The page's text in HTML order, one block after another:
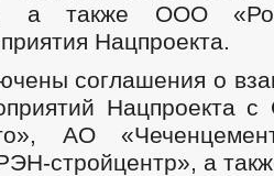
а также ООО
Нацпроекта.
соглашения о
Нацпроекта
АО
стройцентр», а